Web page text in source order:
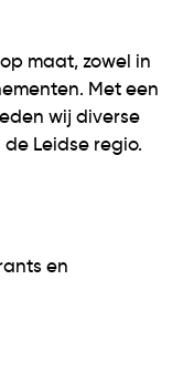
maat, zowel in
Met een
wij diverse
Leidse regio.
en